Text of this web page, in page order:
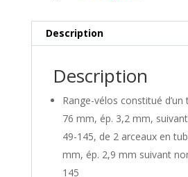
Description
Description
Range-vélos constitué
76 mm, ép. 3,2 mm,
49-145, de 2 arceaux en
mm, ép. 2,9 mm suivant
145